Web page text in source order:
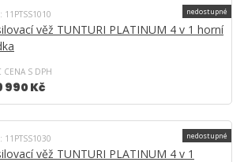
nedostupné
11PTSS1010
věž TUNTURI PLATINUM 4 v 1 horní
CENA S DPH
990 Kč
nedostupné
11PTSS1030
věž TUNTURI PLATINUM 4 v 1